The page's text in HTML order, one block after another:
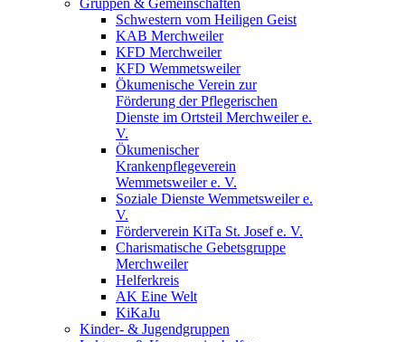
Gruppen & Gemeinschaften
Schwestern vom Heiligen Geist
KAB Merchweiler
KFD Merchweiler
KFD Wemmetsweiler
Ökumenische Verein zur
Förderung der Pflegerischen
Dienste im Ortsteil Merchweiler e.
V.
Ökumenischer
Krankenpflegeverein
Wemmetsweiler e. V.
Soziale Dienste Wemmetsweiler e.
V.
Förderverein KiTa St. Josef e. V.
Charismatische Gebetsgruppe
Merchweiler
Helferkreis
AK Eine Welt
KiKaJu
Kinder- & Jugendgruppen